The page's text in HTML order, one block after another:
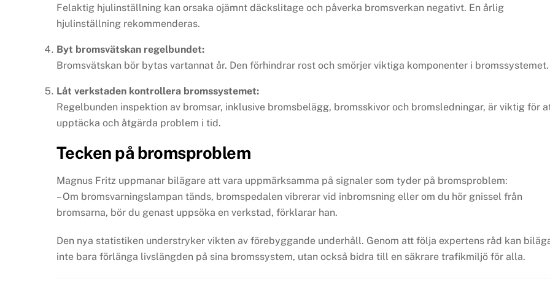
Felaktig hjulinställning kan orsaka ojämnt däckslitage och påverka bromsverkan negativt. En årlig
hjulinställning rekommenderas.
Byt bromsvätskan regelbundet:
Bromsvätskan bör bytas vartannat år. Den förhindrar rost och smörjer viktiga komponenter i bromssystemet.
Låt verkstaden kontrollera bromssystemet:
Regelbunden inspektion av bromsar, inklusive bromsbelägg, bromsskivor och bromsledningar, är viktig för
upptäcka och åtgärda problem i tid.
Tecken på bromsproblem
Magnus Fritz uppmanar bilägare att vara uppmärksamma på signaler som tyder på bromsproblem:
– Om bromsvarningslampan tänds, bromspedalen vibrerar vid inbromsning eller om du hör gnissel från
bromsarna, bör du genast uppsöka en verkstad, förklarar han.
Den nya statistiken understryker vikten av förebyggande underhåll. Genom att följa expertens råd kan
inte bara förlänga livslängden på sina bromssystem, utan också bidra till en säkrare trafikmiljö för alla.